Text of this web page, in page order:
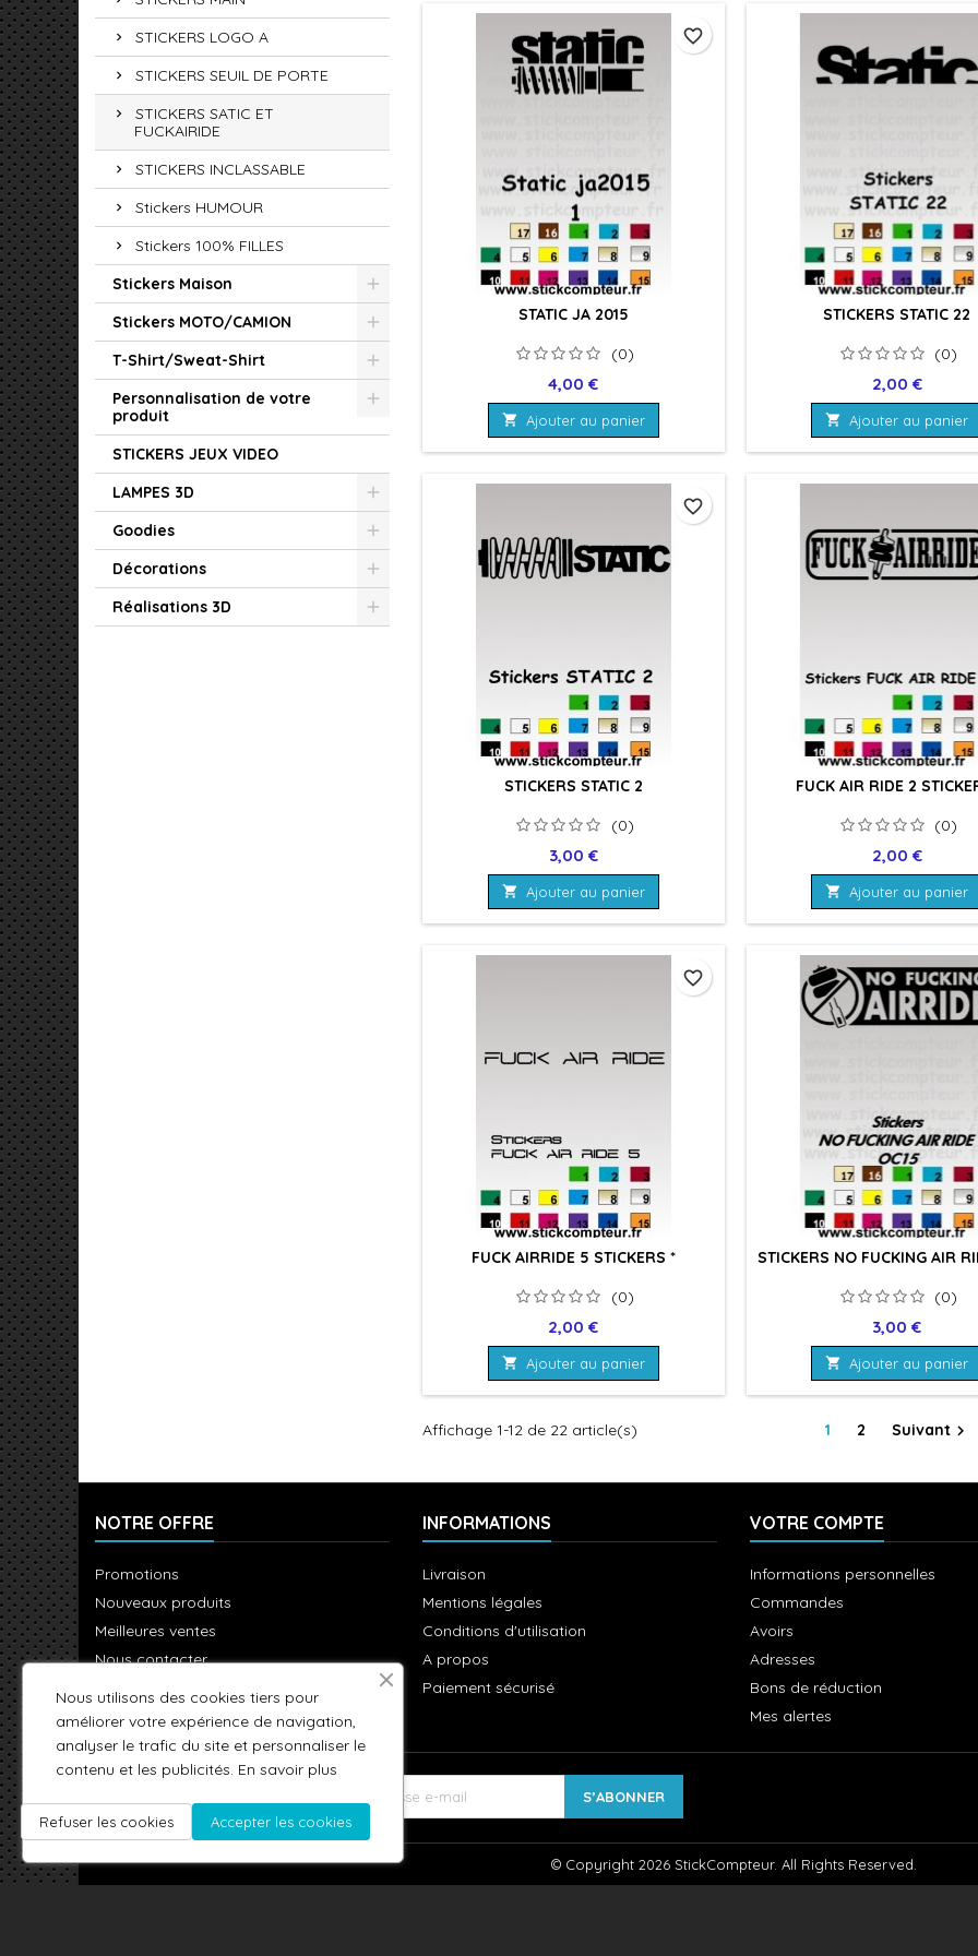
STICKERS LOGO A
STICKERS SEUIL DE PORTE
STICKERS SATIC ET
FUCKAIRIDE
STICKERS INCLASSABLE
Stickers HUMOUR
Stickers 100% FILLES
Stickers Maison
Stickers MOTO/CAMION
T-Shirt/Sweat-Shirt
Personnalisation de votre
produit
STICKERS JEUX VIDEO
LAMPES 3D
Goodies
Décorations
Réalisations 3D
STATIC JA 2015
(0)
Prix
4,00 €
 Ajouter au panier
favorite_border
STICKERS STATIC 22
(0)
Prix
2,00 €
 Ajouter au panier
STICKERS STATIC 2
(0)
Prix
3,00 €
 Ajouter au panier
favorite_border
FUCK AIR RIDE 2
(0)
Prix
2,00 €
 Ajouter au panier
FUCK AIRRIDE 5 STICKERS *
(0)
Prix
2,00 €
 Ajouter au panier
favorite_border
STICKERS NO FUCKING AIR
(0)
Prix
3,00 €
 Ajouter au panier
Affichage 1-12 de 22 article(s) 1 2 Suivant
NOTRE OFFRE
Promotions
Nouveaux produits
Meilleures ventes
Nous contacter
Plan du site
INFORMATIONS
Livraison
Mentions légales
Conditions d'utilisation
A propos
Paiement sécurisé
VOTRE COMPTE
Informations personnelles
Commandes
Avoirs
Adresses
Bons de réduction
Mes alertes
© Copyright 2026 StickCompteur. All Rights Reserved.
Nous utilisons des cookies tiers pour
améliorer votre expérience de navigation,
analyser le trafic du site et personnaliser le
contenu et les publicités. En savoir plus
Accepter les cookies
Refuser les cookies